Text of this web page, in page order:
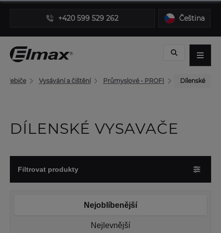
+420 599 529 262 Čeština
Vysávání a čištění Průmyslové - PROFI Dílenské
DÍLENSKÉ VYSAVAČE
Filtrovat produkty
Nejoblíbenější
Nejlevnější